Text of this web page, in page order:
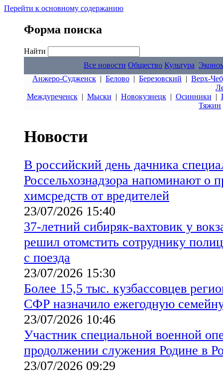
Перейти к основному содержанию
Форма поиска
Найти
Все новости Общество Культура
Анжеро-Судженск | Белово | Березовский | Верх-
Междуреченск| Мыски | Новокузнецк| Осинники |
Тяжин
Новости
В российский день дачника
Россельхознадзора напоминают о
химсредств от вредителей
23/07/2026 15:40
37-летний сибиряк-вахтовик у
решил отомстить сотруднику
с поезда
23/07/2026 15:30
Более 15,5 тыс. кузбассовцев
СФР назначило ежегодную
23/07/2026 10:46
Участник специальной военной
продолжении служения Родине в
23/07/2026 09:29